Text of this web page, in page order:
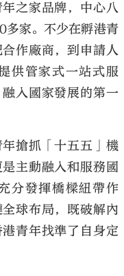
之家品牌，中心八
多家。不少在孵港青
作廠商，到申請人
供管家式一站式服
入國家發展的第一
搶抓「十五五」機
主動融入和服務國
分發揮橋樑紐帶作
球布局，既破解內
青年找準了自身定